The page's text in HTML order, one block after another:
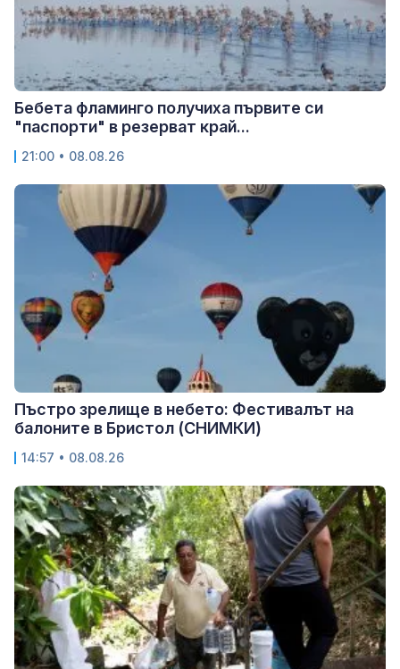
Бебета фламинго получиха първите си
"паспорти" в резерват край...
21:00 • 08.08.26
Пъстро зрелище в небето: Фестивалът на
балоните в Бристол (СНИМКИ)
14:57 • 08.08.26